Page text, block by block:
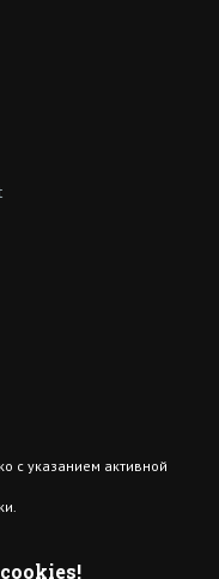
с указанием активной